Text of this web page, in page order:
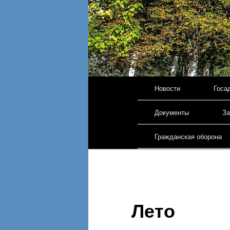
Перейти к основному
Новости
Документы
Гражданская оборона
Лето